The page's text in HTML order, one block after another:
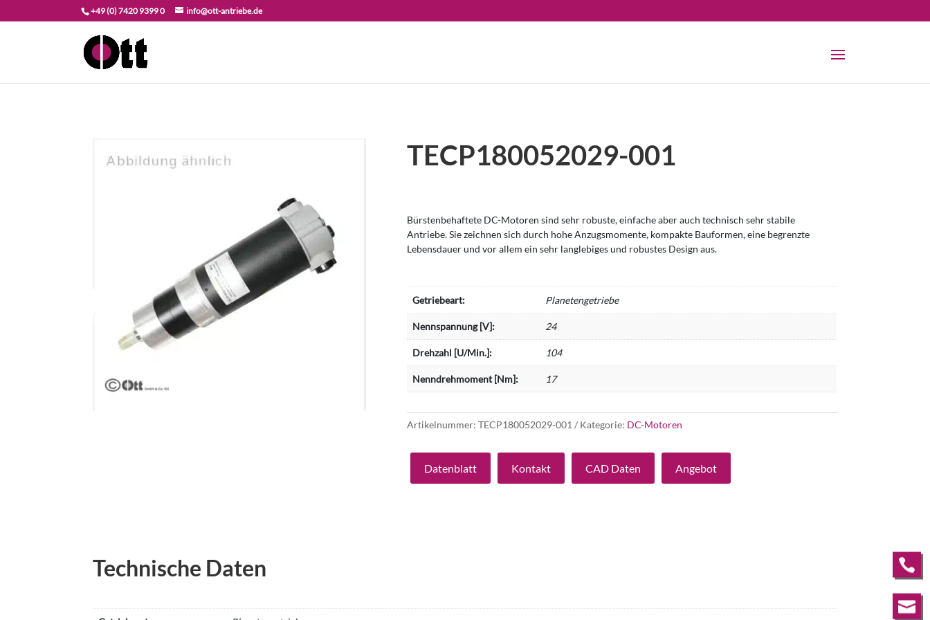
+49 (0) 7420 9399 0 info@ott-antriebe.de
TECP180052029-001
Bürstenbehaftete DC-Motoren sind sehr robuste, einfache aber auch technisch sehr stabile
Antriebe. Sie zeichnen sich durch hohe Anzugsmomente, kompakte Bauformen, eine begrenzte
Lebensdauer und vor allem ein sehr langlebiges und robustes Design aus.
Getriebeart: Planetengetriebe
Nennspannung [V]: 24
Drehzahl [U/Min.]: 104
Nenndrehmoment [Nm]: 17
Artikelnummer:TECP180052029-001 Kategorie: DC-Motoren
Datenblatt Kontakt CAD Daten Angebot
Technische Daten 
